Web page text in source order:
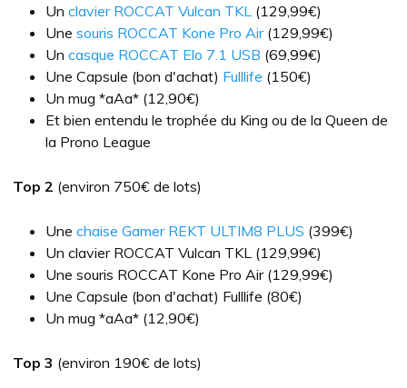
Un clavier ROCCAT Vulcan TKL (129,99€)
Une souris ROCCAT Kone Pro Air(129,99€)
Un casque ROCCAT Elo 7.1 USB (69,99€)
Une Capsule (bon d'achat) Fulllife (150€)
Un mug *aAa* (12,90€)
Et bien entendu le trophée du King ou de la Queen de
la Prono League
Top 2 (environ 750€ de lots)
Une chaise Gamer REKT ULTIM8 PLUS (399€)
Un clavier ROCCAT Vulcan TKL (129,99€)
Une souris ROCCAT Kone Pro Air (129,99€)
Une Capsule (bon d'achat) Fulllife (80€)
Un mug *aAa* (12,90€)
Top 3 (environ 190€ de lots)